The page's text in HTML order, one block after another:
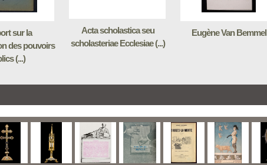
sur la
des pouvoirs
(...)
Acta scholastica seu
scholasteriae Ecclesiae (...)
Eugène Van Bemmel